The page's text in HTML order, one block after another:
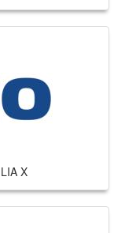
X